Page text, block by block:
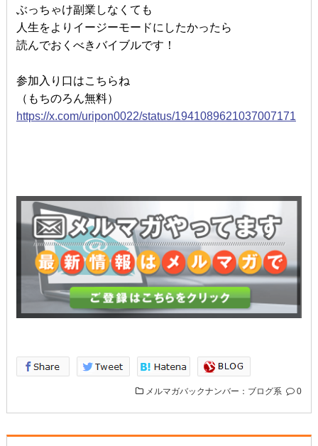
ぶっちゃけ副業しなくても
人生をよりイージーモードにしたかったら
読んでおくべきバイブルです！
参加入り口はこちらね
（もちのろん無料）
https://x.com/uripon0022/status/1941089621037007171
メルマガバックナンバー：ブログ系 0